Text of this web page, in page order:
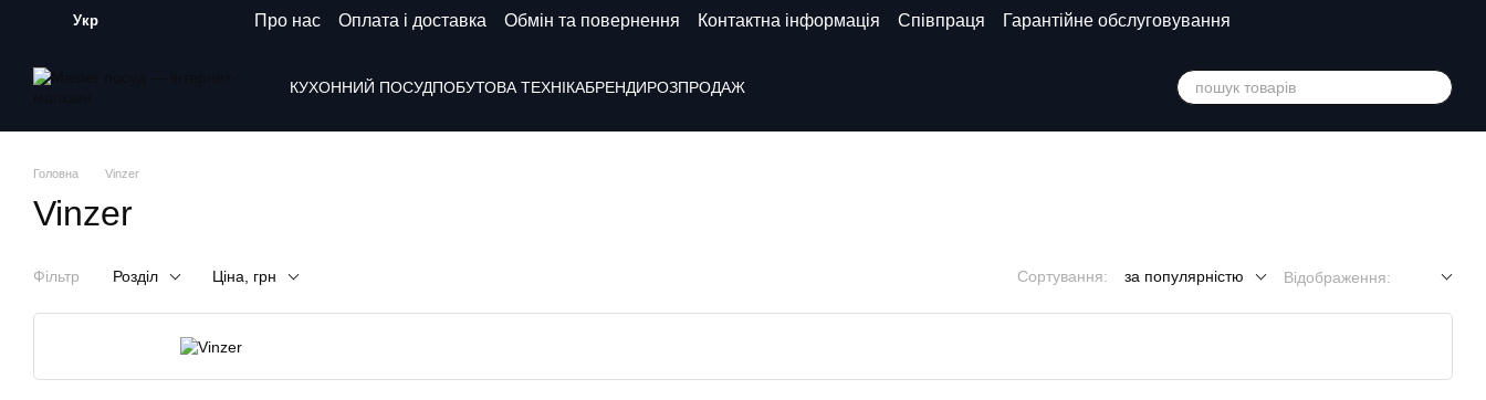
Перейти до основного контенту
Укр Про нас Оплата і доставка Обмін та повернення Контактна інформація Співпраця Гарантійне обслуговування
КУХОННИЙ ПОСУДПОБУТОВА ТЕХНІКАБРЕНДИРОЗПРОДАЖ
Головна Vinzer
Vinzer
Фільтр Розділ Ціна, грн Сортування: за популярністю Відображення: